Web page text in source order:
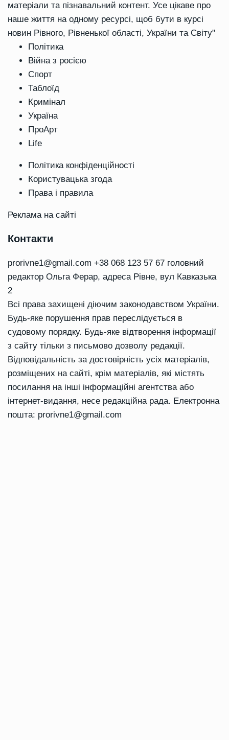
матеріали та пізнавальний контент. Усе цікаве про
наше життя на одному ресурсі, щоб бути в курсі
новин Рівного, Рівненької області, України та Світу"
Політика
Війна з росією
Спорт
Таблоїд
Кримінал
Україна
ПроАрт
Life
Політика конфіденційності
Користувацька згода
Права і правила
Реклама на сайті
Контакти
prorivne1@gmail.com +38 068 123 57 67 головний
редактор Ольга Ферар, адреса Рівне, вул Кавказька
2
Всі права захищені діючим законодавством України.
Будь-яке порушення прав переслідується в
судовому порядку. Будь-яке відтворення інформації
з сайту тільки з письмово дозволу редакції.
Відповідальність за достовірність усіх матеріалів,
розміщених на сайті, крім матеріалів, які містять
посилання на інші інформаційні агентства або
інтернет-видання, несе редакційна рада. Електронна
пошта: prorivne1@gmail.com